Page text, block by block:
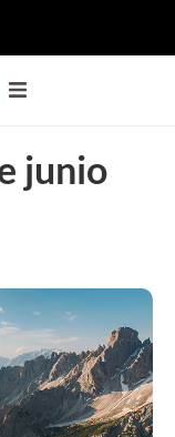
junio